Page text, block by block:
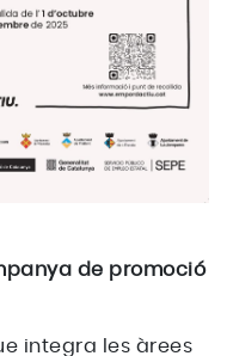
de promoció
integra les àrees